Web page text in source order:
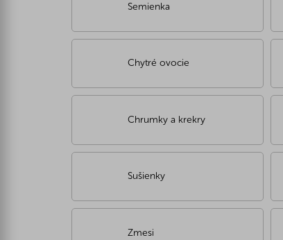
Semienka
Chytré ovocie
Chrumky a krekry
Sušienky
Zmesi